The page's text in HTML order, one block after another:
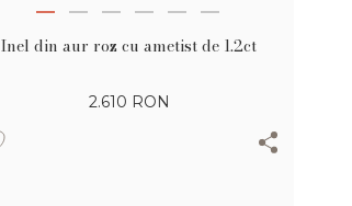
Inel din aur roz cu ametist de 1.2ct
2.610 RON